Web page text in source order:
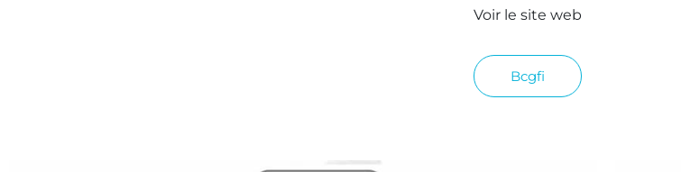
Voir le site web
Bcgfi